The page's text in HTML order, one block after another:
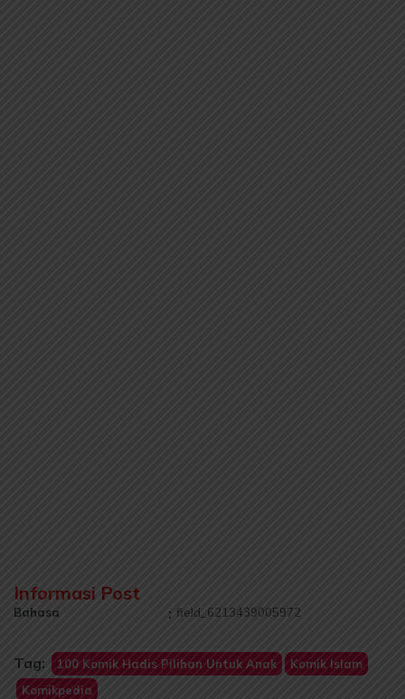
Informasi Post
Bahasa : field_6213439005972
Tag: 100 Komik Hadis Pilihan Untuk Anak
Komik Islam
Komikpedia